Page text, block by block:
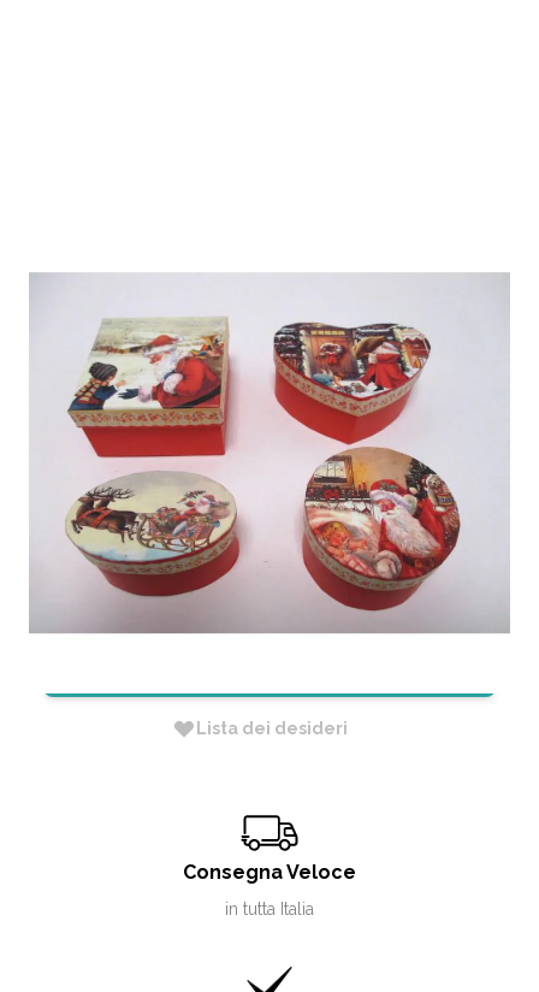
SCATOLA DECORO NATALE
PREZZI CONVENIENTI
CODICE:802102987101
Non Disponibile
Lista dei desideri
Consegna Veloce
in tutta Italia